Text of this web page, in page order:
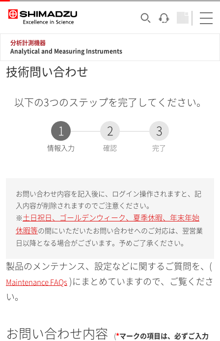
分析計測機器
Analytical and Measuring Instruments
技術問い合わせ
以下の3つのステップを完了してください。
1
現
情報入力
2
確認
3
完了
お問い合わせ内容を記入後に、ログイン操作されますと、記
入内容が削除されますのでご注意ください。
※ 土日祝日、ゴールデンウィーク、夏季休暇、年末年始
休暇等の間にいただいたお問い合わせへのご対応は、翌営業
日以降となる場合がございます。予めご了承ください。
製品のメンテナンス、設定などに関するご質問を、(
Maintenance FAQs )にまとめていますので、ご覧くださ
い。
お問い合わせ内容 (*マークの項目は、必ずご入力